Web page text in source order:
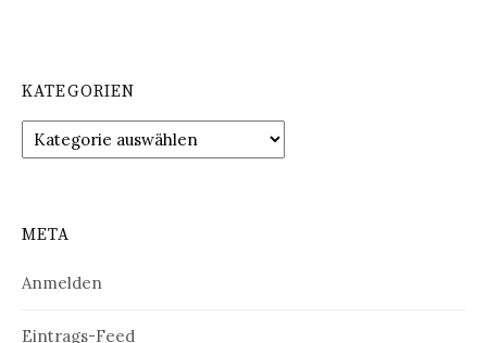
KATEGORIEN
Kategorien
META
Anmelden
Eintrags-Feed